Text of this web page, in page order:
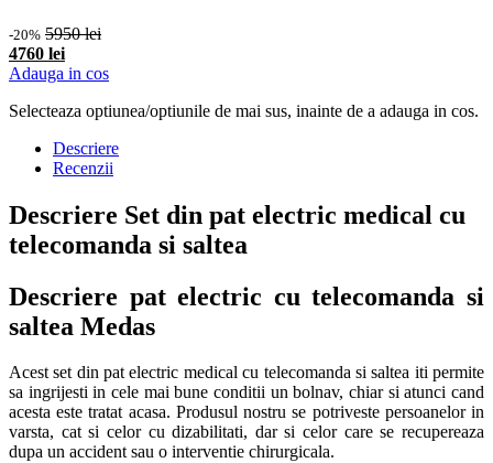
-20% 5950 lei
4760 lei
Adauga in cos
Selecteaza optiunea/optiunile de mai sus, inainte de a adauga in cos.
Descriere
Recenzii
Descriere Set din pat electric medical cu
telecomanda si saltea
Descriere pat electric cu telecomanda si
saltea Medas
Acest set din pat electric medical cu telecomanda si saltea iti permite
sa ingrijesti in cele mai bune conditii un bolnav, chiar si atunci cand
acesta este tratat acasa. Produsul nostru se potriveste persoanelor in
varsta, cat si celor cu dizabilitati, dar si celor care se recupereaza
dupa un accident sau o interventie chirurgicala.